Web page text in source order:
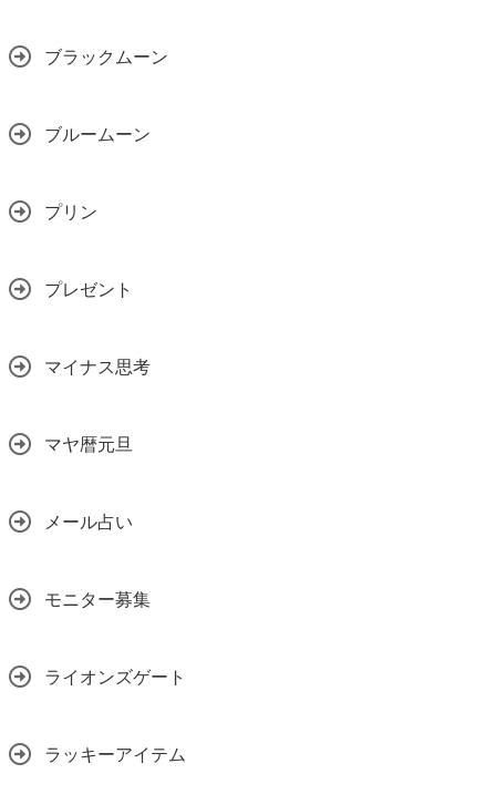
ブラックムーン
ブルームーン
プリン
プレゼント
マイナス思考
マヤ暦元旦
メール占い
モニター募集
ライオンズゲート
ラッキーアイテム